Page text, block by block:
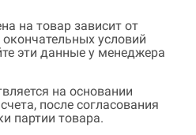
на товар зависит от
условий
эти данные у менеджера
на основании
после согласования
партии товара.